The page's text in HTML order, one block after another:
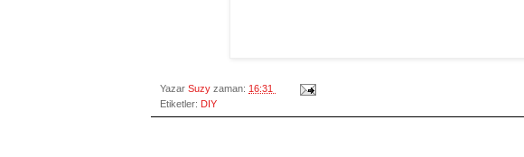
Yazar Suzy zaman: 16:31
Etiketler: DIY